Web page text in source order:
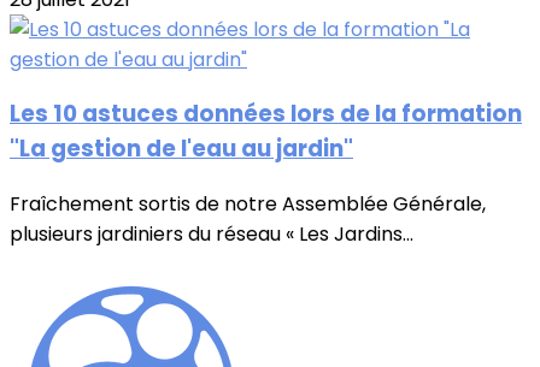
Les 10 astuces données lors de la formation
"La gestion de l'eau au jardin"
Fraîchement sortis de notre Assemblée Générale,
plusieurs jardiniers du réseau « Les Jardins...